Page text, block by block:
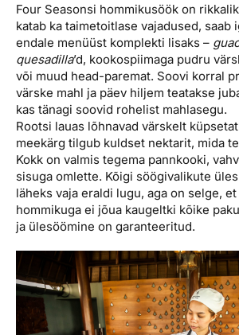
Four Seasonsi hommikusöök on
katab ka taimetoitlase vajadused, saab
endale menüüst komplekti lisaks –
quesadilla’d, kookospiimaga pudru
või muud head-paremat. Soovi korral
värske mahl ja päev hiljem teatakse
kas tänagi soovid rohelist mahlasegu.
Rootsi lauas lõhnavad värskelt
meekärg tilgub kuldset nektarit, mida
Kokk on valmis tegema pannkooki,
sisuga omlette. Kõigi söögivalikute
läheks vaja eraldi lugu, aga on selge,
hommikuga ei jõua kaugeltki kõike
ja ülesöömine on garanteeritud.